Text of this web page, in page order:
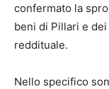
confermato la
beni di Pillari e
reddituale.
Nello specifico